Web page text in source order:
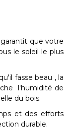
que votre
le soleil le plus
fasse beau , la
l'humidité de
du bois.
et des efforts
durable.